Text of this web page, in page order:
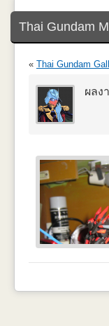
Thai Gundam
« Thai Gundam
ผลง